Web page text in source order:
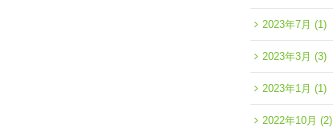
2023年7月 (1)
2023年3月 (3)
2023年1月 (1)
2022年10月 (2)